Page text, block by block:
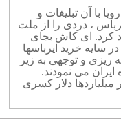
با آن تبلیغات و
عدد ایرباس ، دردی را از ملت
کرد. ای کاش بجای
سایه خرید ایرباسها
ریزی و توجهی به زیر
ایران می نمودند.
میلیاردها دلار کسری
برای اروپاییها. این
برای بهسازی
و ورشکسته باید انجام